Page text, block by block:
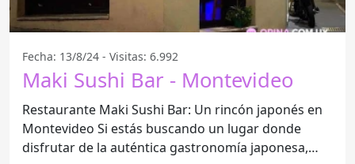
Fecha: 13/8/24 - Visitas: 6.992
Maki Sushi Bar - Montevideo
Restaurante Maki Sushi Bar: Un rincón japonés en
Montevideo Si estás buscando un lugar donde
disfrutar de la auténtica gastronomía japonesa,